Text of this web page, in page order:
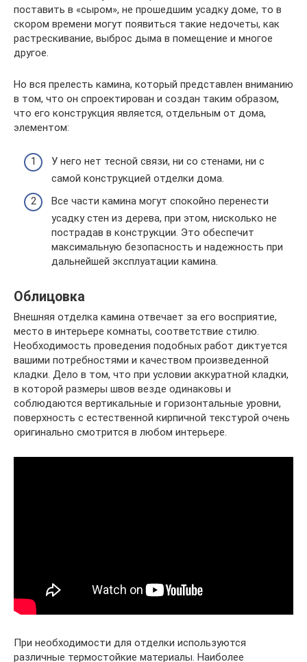
поставить в «сыром», не прошедшим усадку доме, то в
скором времени могут появиться такие недочеты, как
растрескивание, выброс дыма в помещение и многое
другое.
Но вся прелесть камина, который представлен вниманию
в том, что он спроектирован и создан таким образом,
что его конструкция является, отдельным от дома,
элементом:
У него нет тесной связи, ни со стенами, ни с
самой конструкцией отделки дома.
Все части камина могут спокойно перенести
усадку стен из дерева, при этом, нисколько не
пострадав в конструкции. Это обеспечит
максимальную безопасность и надежность при
дальнейшей эксплуатации камина.
Облицовка
Внешняя отделка камина отвечает за его восприятие,
место в интерьере комнаты, соответствие стилю.
Необходимость проведения подобных работ диктуется
вашими потребностями и качеством произведенной
кладки. Дело в том, что при условии аккуратной кладки,
в которой размеры швов везде одинаковы и
соблюдаются вертикальные и горизонтальные уровни,
поверхность с естественной кирпичной текстурой очень
оригинально смотрится в любом интерьере.
При необходимости для отделки используются
различные термостойкие материалы. Наиболее